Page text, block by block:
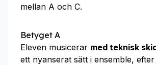
mellan A och C.
Betyget A
Eleven musicerar med teknisk
ett nyanserat sätt i ensemble,